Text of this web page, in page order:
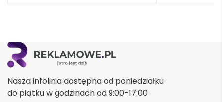
Nasza infolinia dostępna od poniedziałku
do piątku w godzinach od 9:00-17:00